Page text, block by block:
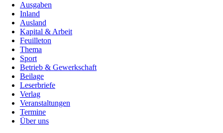
Ausgaben
Inland
Ausland
Kapital & Arbeit
Feuilleton
Thema
Sport
Betrieb & Gewerkschaft
Beilage
Leserbriefe
Verlag
Veranstaltungen
Termine
Über uns